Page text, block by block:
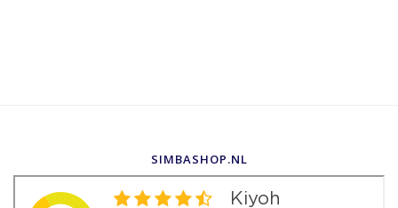
SIMBASHOP.NL